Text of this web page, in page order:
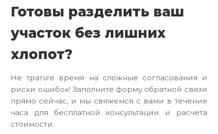
Готовы разделить ваш
участок без лишних
хлопот?
Не тратьте время на сложные согласования и
риски ошибок! Заполните форму обратной связи
прямо сейчас, и мы свяжемся с вами в течение
часа для бесплатной консультации и расчета
стоимости.